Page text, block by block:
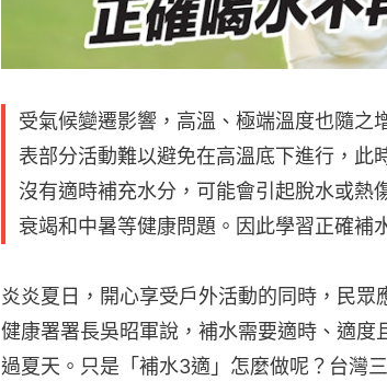
受氣候變遷影響，高溫、極端溫度也隨之
表部分活動難以避免在高溫底下進行，此
沒有適時補充水分，可能會引起脫水或熱
衰竭和中暑等健康問題。因此學習正確補
炎炎夏日，開心享受戶外活動的同時，民眾
健康署署長吳昭軍說，補水需要適時、適度
過夏天。只是「補水3適」怎麼做呢？台灣